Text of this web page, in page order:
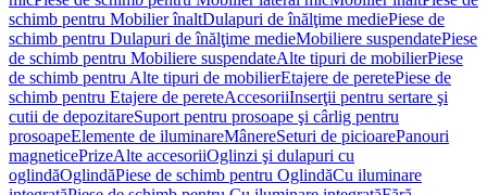
schimb pentru Mobilier înaltDulapuri de înălţime mediePiese de
schimb pentru Dulapuri de înălţime medieMobiliere suspendatePiese
de schimb pentru Mobiliere suspendateAlte tipuri de mobilierPiese
de schimb pentru Alte tipuri de mobilierEtajere de peretePiese de
schimb pentru Etajere de pereteAccesoriiInserţii pentru sertare şi
cutii de depozitareSuport pentru prosoape şi cârlig pentru
prosoapeElemente de iluminareMânereSeturi de picioarePanouri
magneticePrizeAlte accesoriiOglinzi şi dulapuri cu
oglindăOglindăPiese de schimb pentru OglindăCu iluminare